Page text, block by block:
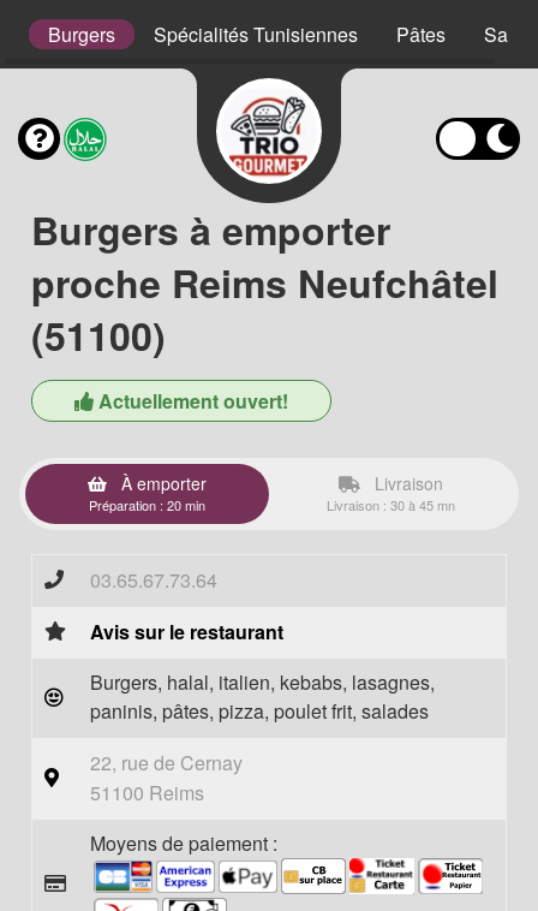
Burgers Spécialités Tunisiennes Pâtes
Burgers à emporter
proche Reims Neufchâtel
(51100)
Actuellement ouvert!
À emporter
Préparation : 20 min
Livraison
Livraison : 30 à 45 mn
03.65.67.73.64
Avis sur le restaurant
Burgers, halal, italien, kebabs, lasagnes,
paninis, pâtes, pizza, poulet frit, salades
22, rue de Cernay
51100 Reims
Moyens de paiement :